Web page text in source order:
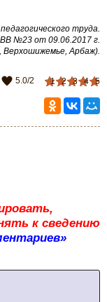
труда.
№23 от 09.06.2017 г.
Верхошижемье, Арбаж).
1 2 3 4 5
5.0/2
к сведению